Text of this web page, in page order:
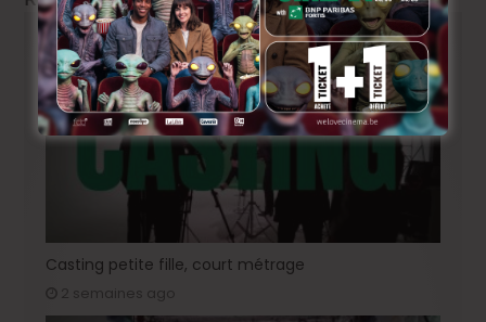
Casting petite fille, court métrage
2 semaines ago